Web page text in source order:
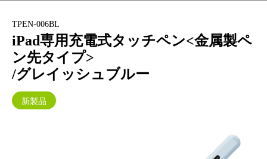
TPEN-006BL
iPad専用充電式タッチペン<金属製ペ
ン先タイプ>
/グレイッシュブルー
新製品